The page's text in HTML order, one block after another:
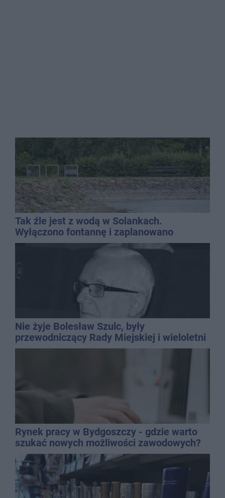
Tak źle jest z wodą w Solankach.
Wyłączono fontannę i zaplanowano
dolewkę
Nie żyje Bolesław Szulc, były
przewodniczący Rady Miejskiej i wieloletni
dyrektor SP 14
Rynek pracy w Bydgoszczy - gdzie warto
szukać nowych możliwości zawodowych?